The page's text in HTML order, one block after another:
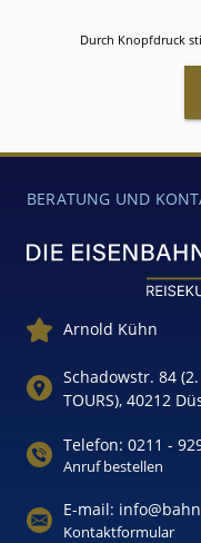
Durch Knopfdruck
BERATUNG UND
Arnold Kühn
Schadowstr. 84
TOURS), 40212
Telefon: 0211 -
Anruf bestellen
E-mail:
Kontaktformular